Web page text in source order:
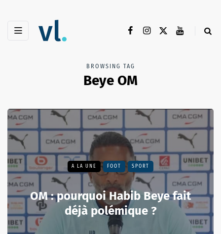
BROWSING TAG
Beye OM
A LA UNE FOOT SPORT
OM : pourquoi Habib Beye fait
déjà polémique ?